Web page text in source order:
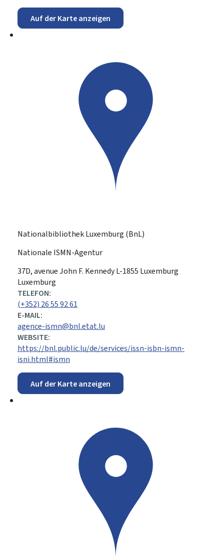
Auf der Karte anzeigen
Nationalbibliothek Luxemburg (BnL)
Nationale ISMN-Agentur
ADRESSE:
37D, avenue John F. KennedyL-1855 Luxemburg
Luxemburg
TELEFON:
(+352) 26 55 92 61
E-MAIL:
agence-ismn@bnl.etat.lu
WEBSITE:
https://bnl.public.lu/de/services/issn-isbn-ismn-
isni.html#ismn
Auf der Karte anzeigen